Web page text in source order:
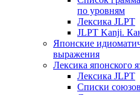
по уровням
Лексика JLPT
JLPT Kanji.
Японские
выражения
Лексика японского
Лексика JLPT
Списки